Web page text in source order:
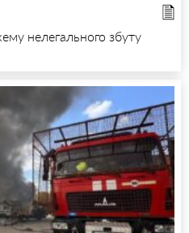
нелегального збуту